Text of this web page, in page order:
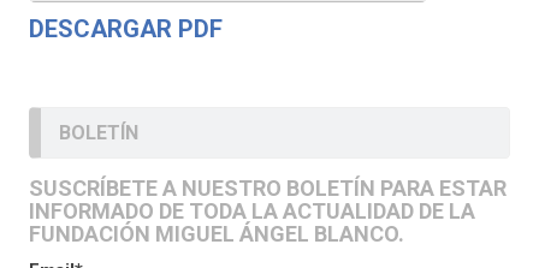
DESCARGAR PDF
BOLETÍN
SUSCRÍBETE A NUESTRO BOLETÍN PARA ESTAR
INFORMADO DE TODA LA ACTUALIDAD DE LA
FUNDACIÓN MIGUEL ÁNGEL BLANCO.